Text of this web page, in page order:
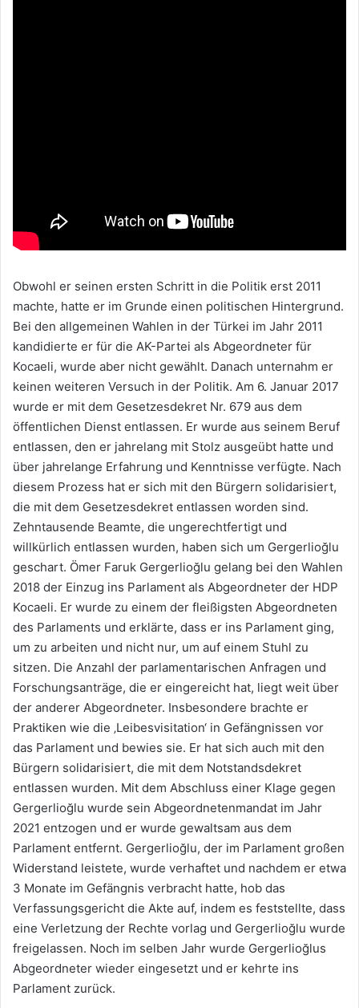
Obwohl er seinen ersten Schritt in die Politik erst 2011
machte, hatte er im Grunde einen politischen Hintergrund.
Bei den allgemeinen Wahlen in der Türkei im Jahr 2011
kandidierte er für die AK-Partei als Abgeordneter für
Kocaeli, wurde aber nicht gewählt. Danach unternahm er
keinen weiteren Versuch in der Politik. Am 6. Januar 2017
wurde er mit dem Gesetzesdekret Nr. 679 aus dem
öffentlichen Dienst entlassen. Er wurde aus seinem Beruf
entlassen, den er jahrelang mit Stolz ausgeübt hatte und
über jahrelange Erfahrung und Kenntnisse verfügte. Nach
diesem Prozess hat er sich mit den Bürgern solidarisiert,
die mit dem Gesetzesdekret entlassen worden sind.
Zehntausende Beamte, die ungerechtfertigt und
willkürlich entlassen wurden, haben sich um Gergerlioğlu
geschart. Ömer Faruk Gergerlioğlu gelang bei den Wahlen
2018 der Einzug ins Parlament als Abgeordneter der HDP
Kocaeli. Er wurde zu einem der fleißigsten Abgeordneten
des Parlaments und erklärte, dass er ins Parlament ging,
um zu arbeiten und nicht nur, um auf einem Stuhl zu
sitzen. Die Anzahl der parlamentarischen Anfragen und
Forschungsanträge, die er eingereicht hat, liegt weit über
der anderer Abgeordneter. Insbesondere brachte er
Praktiken wie die ‚Leibesvisitation‘ in Gefängnissen vor
das Parlament und bewies sie. Er hat sich auch mit den
Bürgern solidarisiert, die mit dem Notstandsdekret
entlassen wurden. Mit dem Abschluss einer Klage gegen
Gergerlioğlu wurde sein Abgeordnetenmandat im Jahr
2021 entzogen und er wurde gewaltsam aus dem
Parlament entfernt. Gergerlioğlu, der im Parlament großen
Widerstand leistete, wurde verhaftet und nachdem er etwa
3 Monate im Gefängnis verbracht hatte, hob das
Verfassungsgericht die Akte auf, indem es feststellte, dass
eine Verletzung der Rechte vorlag und Gergerlioğlu wurde
freigelassen. Noch im selben Jahr wurde Gergerlioğlus
Abgeordneter wieder eingesetzt und er kehrte ins
Parlament zurück.